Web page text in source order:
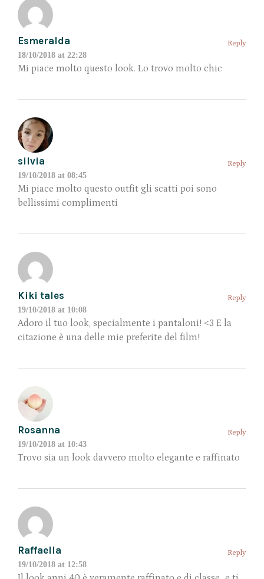
Esmeralda
18/10/2018 at 22:28
Reply
Mi piace molto questo look. Lo trovo molto chic
silvia
19/10/2018 at 08:45
Reply
Mi piace molto questo outfit gli scatti poi sono
bellissimi complimenti
Kiki tales
19/10/2018 at 10:08
Reply
Adoro il tuo look, specialmente i pantaloni! <3 E la
citazione è una delle mie preferite del film!
Rosanna
19/10/2018 at 10:43
Reply
Trovo sia un look davvero molto elegante e raffinato
Raffaella
19/10/2018 at 12:58
Reply